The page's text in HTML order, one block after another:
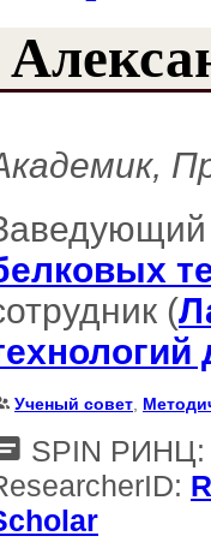
(
Ученый совет
SPIN РИНЦ: